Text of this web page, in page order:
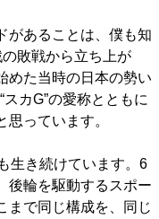
があることは、僕も知
敗戦から立ち上が
めた当時の日本の勢い
カG”の愛称とともに
っています。
生き続けています。6
後輪を駆動するスポー
まで同じ構成を、同じ